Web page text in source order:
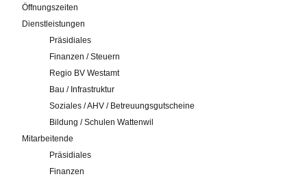
Öffnungszeiten
Dienstleistungen
Präsidiales
Finanzen / Steuern
Regio BV Westamt
Bau / Infrastruktur
Soziales / AHV / Betreuungsgutscheine
Bildung / Schulen Wattenwil
Mitarbeitende
Präsidiales
Finanzen